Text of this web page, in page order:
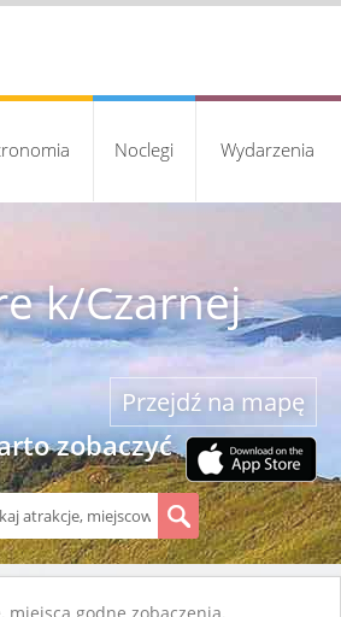
Noclegi Wydarzenia
k/Czarnej
zobaczyć
Przejdź na mapę